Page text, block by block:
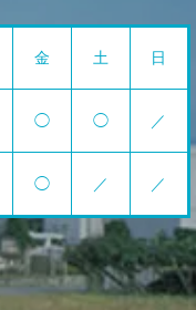
金 土 日
◯ ◯ ／
◯ ／ ／